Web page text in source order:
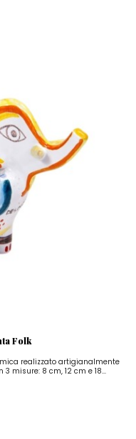
Folk
realizzato artigianalmente
misure: 8 cm, 12 cm e 18...